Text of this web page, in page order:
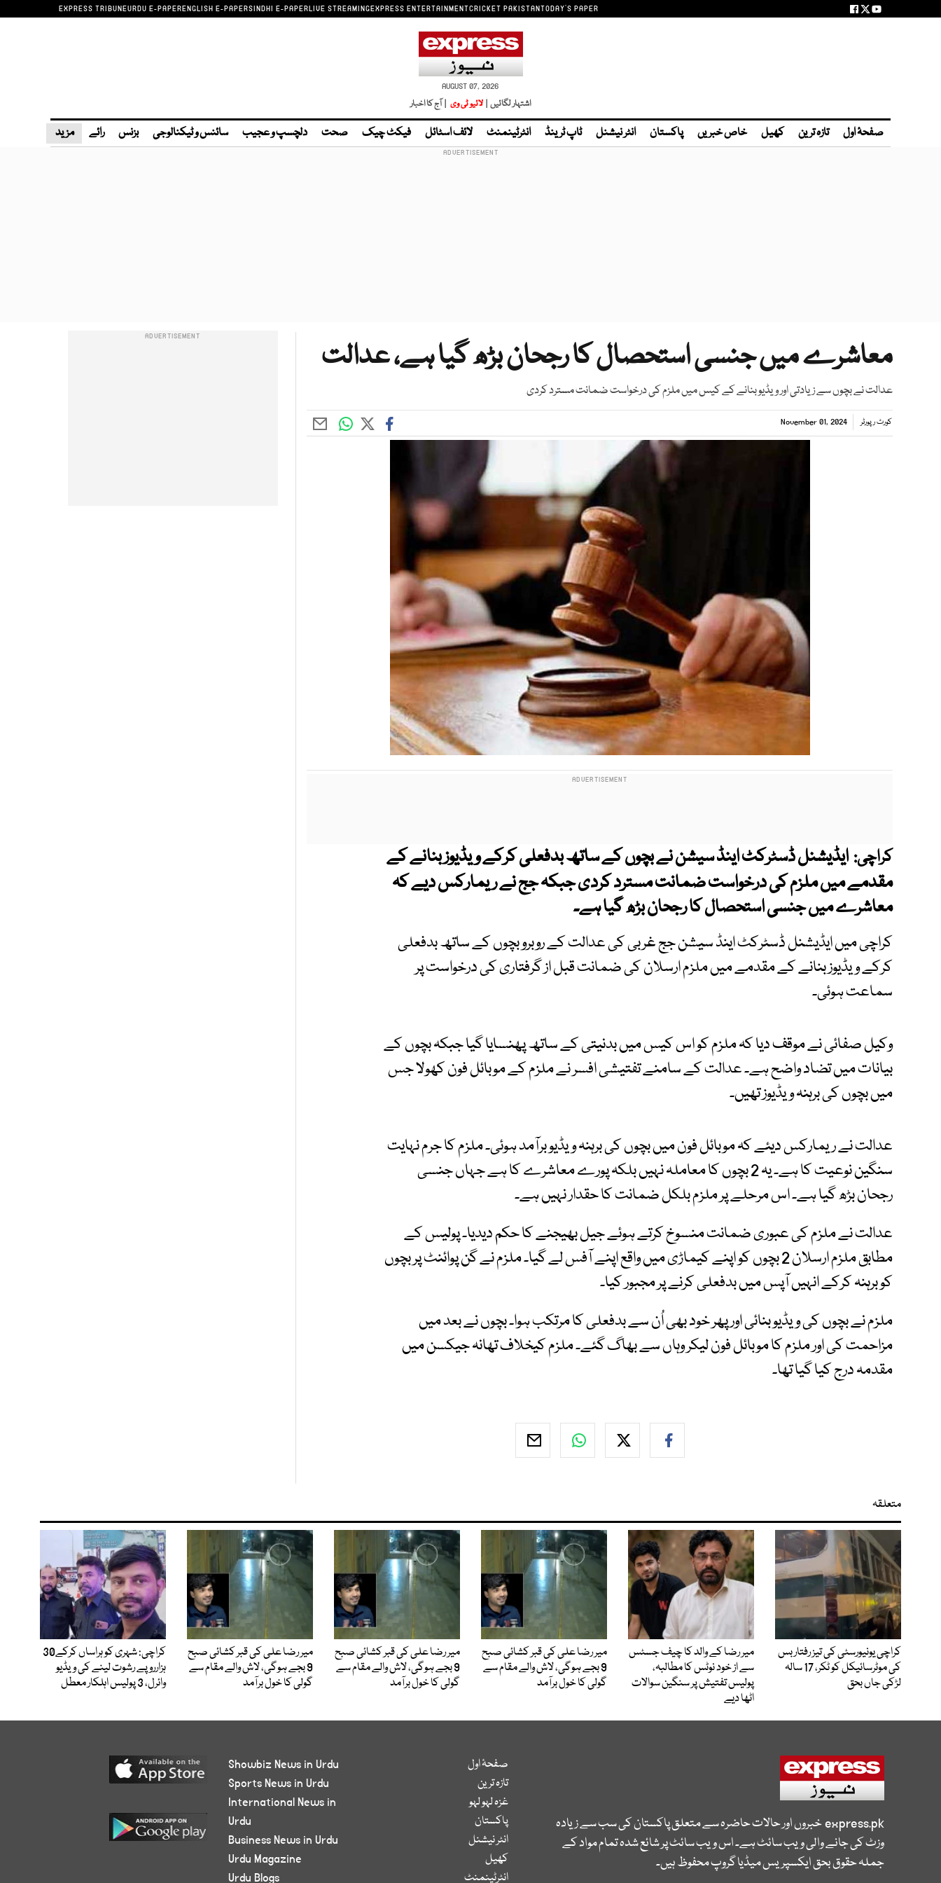
EXPRESS TRIBUNEURDU E-PAPERENGLISH E-PAPERSINDHI E-PAPERLIVE STREAMINGEXPRESS ENTERTAINMENTCRICKET PAKISTANTODAY'S PAPER
AUGUST 07, 2026
اشتہار لگائیں | لائیو ٹی وی | آج کا اخبار
صفحۂ اول تازہ ترین کھیل خاص خبریں پاکستان انٹر نیشنل ٹاپ ٹرینڈ انٹرٹینمنٹ لائف اسٹائل فیکٹ چیک صحت دلچسپ و عجیب سائنس و ٹیکنالوجی بزنس رائے مزید
معاشرے میں جنسی استحصال کا رجحان بڑھ گیا ہے، عدالت
عدالت نے بچوں سے زیادتی اور ویڈیو بنانے کے کیس میں ملزم کی درخواست ضمانت مسترد کردی
کورٹ رپورٹر November 01, 2024
کراچی: ایڈیشنل ڈسٹرکٹ اینڈ سیشن نے بچوں کے ساتھ بدفعلی کرکے ویڈیوز بنانے کے
مقدمے میں ملزم کی درخواست ضمانت مسترد کردی جبکہ جج نے ریمارکس دیے کہ
معاشرے میں جنسی استحصال کا رجحان بڑھ گیا ہے۔
کراچی میں ایڈیشنل ڈسٹرکٹ اینڈ سیشن جج غربی کی عدالت کے روبرو بچوں کے ساتھ بدفعلی
کرکے ویڈیوز بنانے کے مقدمے میں ملزم ارسلان کی ضمانت قبل از گرفتاری کی درخواست پر
سماعت ہوئی۔
وکیل صفائی نے موقف دیا کہ ملزم کو اس کیس میں بدنیتی کے ساتھ پھنسایا گیا جبکہ بچوں کے
بیانات میں تضاد واضح ہے۔ عدالت کے سامنے تفتیشی افسر نے ملزم کے موبائل فون کھولا جس
میں بچوں کی برہنہ ویڈیوز تھیں۔
عدالت نے ریمارکس دیئے کہ موبائل فون میں بچوں کی برہنہ ویڈیو برآمد ہوئی۔ ملزم کا جرم نہایت
سنگین نوعیت کا ہے۔ یہ 2 بچوں کا معاملہ نہیں بلکہ پورے معاشرے کا ہے جہاں جنسی
رجحان بڑھ گیا ہے۔ اس مرحلے پر ملزم بلکل ضمانت کا حقدار نہیں ہے۔
عدالت نے ملزم کی عبوری ضمانت منسوخ کرتے ہوئے جیل بھیجنے کا حکم دیدیا۔ پولیس کے
مطابق ملزم ارسلان 2 بچوں کو اپنے کیماڑی میں واقع اپنے آفس لے گیا۔ ملزم نے گن پوائنٹ پر بچوں
کو برہنہ کرکے انہیں آپس میں بدفعلی کرنے پر مجبور کیا۔
ملزم نے بچوں کی ویڈیو بنائی اور پھر خود بھی اُن سے بدفعلی کا مرتکب ہوا۔ بچوں نے بعد میں
مزاحمت کی اور ملزم کا موبائل فون لیکر وہاں سے بھاگ گئے۔ ملزم کیخلاف تھانہ جیکسن میں
مقدمہ درج کیا گیا تھا۔
متعلقہ
کراچی یونیورسٹی کی تیز رفتار بس
کی موٹرسائیکل کو ٹکر، 17 سالہ
لڑکی جاں بحق
میر رضا کے والد کا چیف جسٹس
سے از خود نوٹس کا مطالبہ،
پولیس تفتیش پر سنگین سوالات
اٹھا دیے
میر رضا علی کی قبر کشائی صبح
9 بجے ہوگی، لاش والے مقام سے
گولی کا خول برآمد
میر رضا علی کی قبر کشائی صبح
9 بجے ہوگی، لاش والے مقام سے
گولی کا خول برآمد
میر رضا علی کی قبر کشائی صبح
9 بجے ہوگی، لاش والے مقام سے
گولی کا خول برآمد
کراچی: شہری کو ہراساں کرکے30
ہزارروپے رشوت لینے کی ویڈیو
وائرل، 3 پولیس اہلکار معطل
express.pkخبروں اور حالات حاضرہ سے متعلق پاکستان کی سب سے زیادہ
وزٹ کی جانے والی ویب سائٹ ہے۔ اس ویب سائٹ پر شائع شدہ تمام مواد کے
جملہ حقوق بحق ایکسپریس میڈیا گروپ محفوظ ہیں۔
صفحۂ اول
تازہ ترین
غزہ لہو لہو
پاکستان
انٹر نیشنل
کھیل
انٹرٹینمنٹ
Showbiz News in Urdu
Sports News in Urdu
International News in
Urdu
Business News in Urdu
Urdu Magazine
Urdu Blogs